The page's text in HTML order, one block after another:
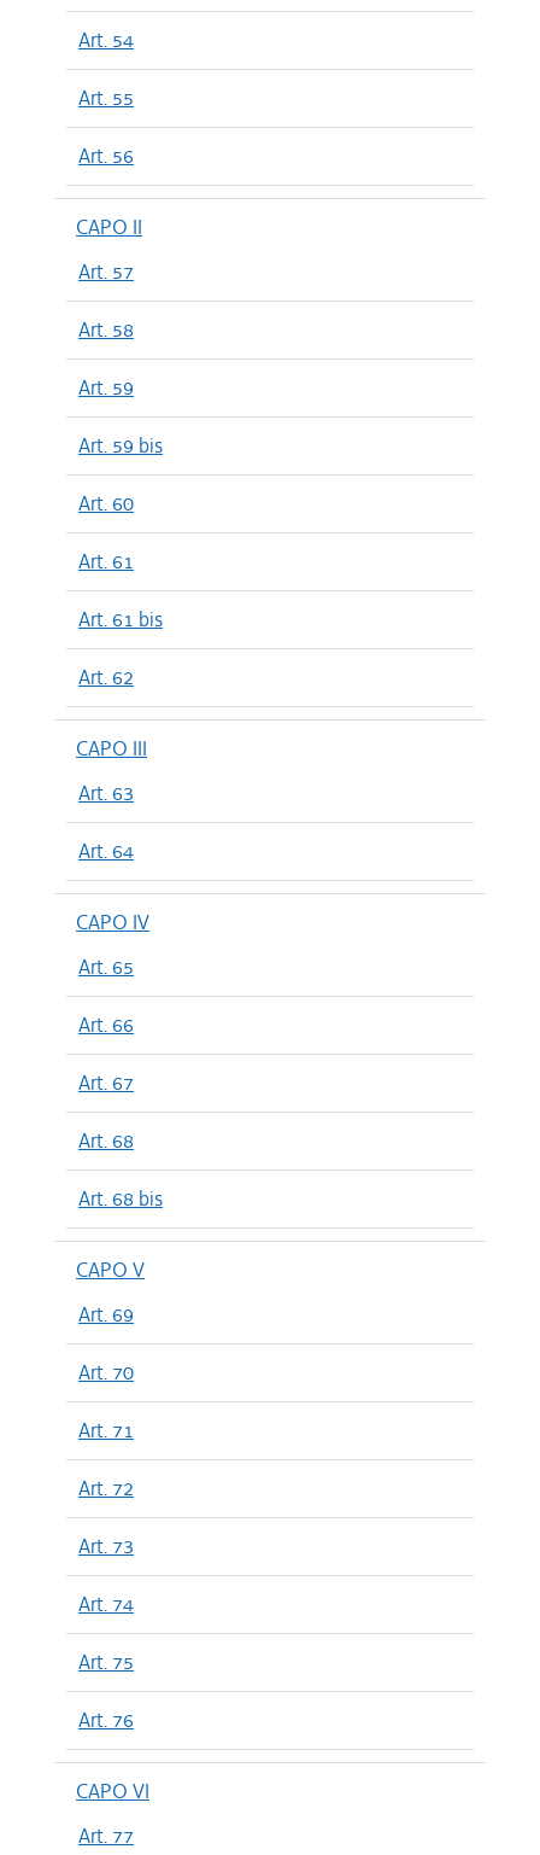
Art. 54
Art. 55
Art. 56
CAPO II
Art. 57
Art. 58
Art. 59
Art. 59 bis
Art. 60
Art. 61
Art. 61 bis
Art. 62
CAPO III
Art. 63
Art. 64
CAPO IV
Art. 65
Art. 66
Art. 67
Art. 68
Art. 68 bis
CAPO V
Art. 69
Art. 70
Art. 71
Art. 72
Art. 73
Art. 74
Art. 75
Art. 76
CAPO VI
Art. 77